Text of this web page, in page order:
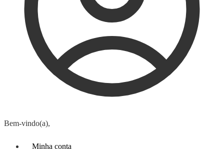
Bem-vindo(a),
Minha conta